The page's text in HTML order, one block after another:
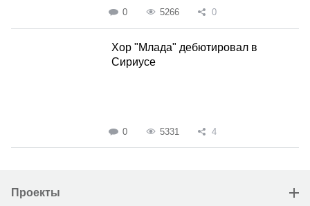
0 5266 0
Хор "Млада" дебютировал в
Сириусе
0 5331 4
Проекты